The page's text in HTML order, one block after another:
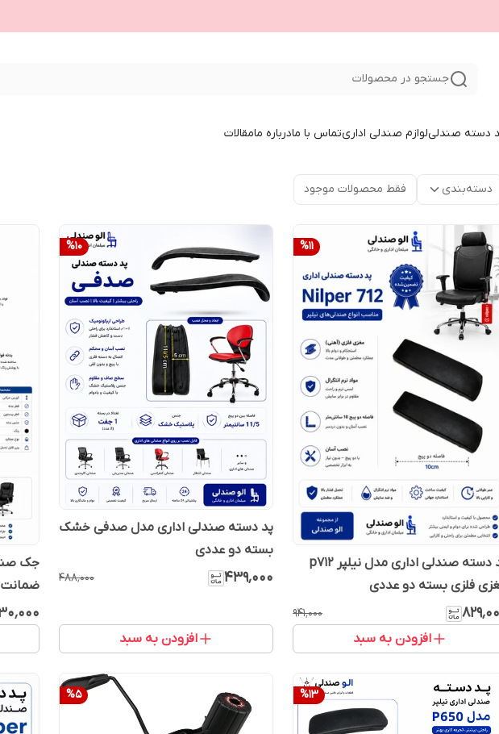
جستجو در محصولات
دسته صندلیلوازم صندلی اداریتماس با مادرباره مامقالات
دسته‌بندی فقط محصولات موجود
%11
پد دسته صندلی اداری مدل نیلپر p712
فلزی بسته دو عددی
۹۴۱٬۰۰۰
افزودن به سبد
%10
پد دسته صندلی اداری مدل صدفی خشک
بسته دو عددی
۴۳۹٬۰۰۰ ۴۸۸٬۰۰۰
افزودن به سبد
ضمانت ۳۶ ماهه
%13
%5